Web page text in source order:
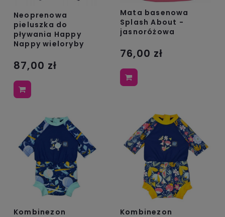
Neoprenowa
pieluszka do
pływania Happy
Nappy wieloryby
87,00 zł
Mata basenowa
Splash About -
jasnoróżowa
76,00 zł
Kombinezon
Kombinezon